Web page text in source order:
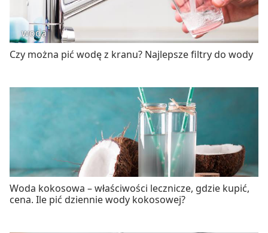
woda
Czy można pić wodę z kranu? Najlepsze filtry do wody
Woda kokosowa – właściwości lecznicze, gdzie kupić,
cena. Ile pić dziennie wody kokosowej?